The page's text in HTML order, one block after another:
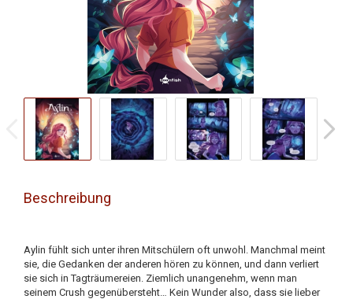
Beschreibung
Aylin fühlt sich unter ihren Mitschülern oft unwohl. Manchmal meint
sie, die Gedanken der anderen hören zu können, und dann verliert
sie sich in Tagträumereien. Ziemlich unangenehm, wenn man
seinem Crush gegenübersteht… Kein Wunder also, dass sie lieber